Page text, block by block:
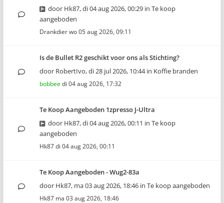
door Hk87,di 04 aug 2026, 00:29 in Te koop
aangeboden
Drankdierwo 05 aug 2026, 09:11
Is de Bullet R2 geschikt voor ons als Stichting?
door RobertIvo,di 28 jul 2026, 10:44in Koffie branden
bobbeedi 04 aug 2026, 17:32
Te Koop Aangeboden 1zpresso J-Ultra
door Hk87,di 04 aug 2026, 00:11 in Te koop
aangeboden
Hk87di 04 aug 2026, 00:11
Te Koop Aangeboden - Wug2-83a
door Hk87, ma 03 aug 2026, 18:46 in Te koop aangeboden
Hk87 ma 03 aug 2026, 18:46